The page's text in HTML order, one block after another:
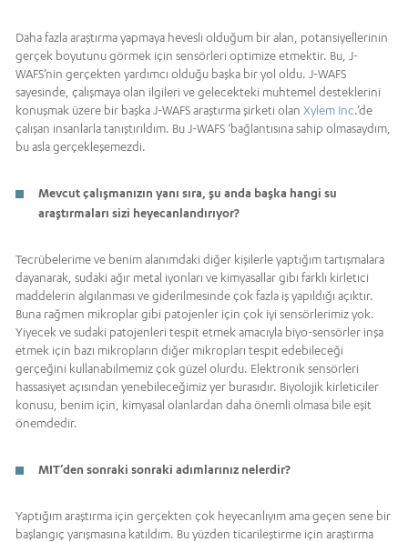
Daha fazla araştırma yapmaya hevesli olduğum bir alan, potansiyellerinin
gerçek boyutunu görmek için sensörleri optimize etmektir. Bu, J-
WAFS’nin gerçekten yardımcı olduğu başka bir yol oldu. J-WAFS
sayesinde, çalışmaya olan ilgileri ve gelecekteki muhtemel desteklerini
konuşmak üzere bir başka J-WAFS araştırma şirketi olan Xylem Inc.’de
çalışan insanlarla tanıştırıldım. Bu J-WAFS ‘bağlantısına sahip olmasaydım,
bu asla gerçekleşemezdi.
Mevcut çalışmanızın yanı sıra, şu anda başka hangi su
araştırmaları sizi heyecanlandırıyor?
Tecrübelerime ve benim alanımdaki diğer kişilerle yaptığım tartışmalara
dayanarak, sudaki ağır metal iyonları ve kimyasallar gibi farklı kirletici
maddelerin algılanması ve giderilmesinde çok fazla iş yapıldığı açıktır.
Buna rağmen mikroplar gibi patojenler için çok iyi sensörlerimiz yok.
Yiyecek ve sudaki patojenleri tespit etmek amacıyla biyo-sensörler inşa
etmek için bazı mikropların diğer mikropları tespit edebileceği
gerçeğini kullanabilmemiz çok güzel olurdu. Elektronik sensörleri
hassasiyet açısından yenebileceğimiz yer burasıdır. Biyolojik kirleticiler
konusu, benim için, kimyasal olanlardan daha önemli olmasa bile eşit
önemdedir.
MIT’den sonraki sonraki adımlarınız nelerdir?
Yaptığım araştırma için gerçekten çok heyecanlıyım ama geçen sene bir
başlangıç yarışmasına katıldım. Bu yüzden ticarileştirme için araştırma